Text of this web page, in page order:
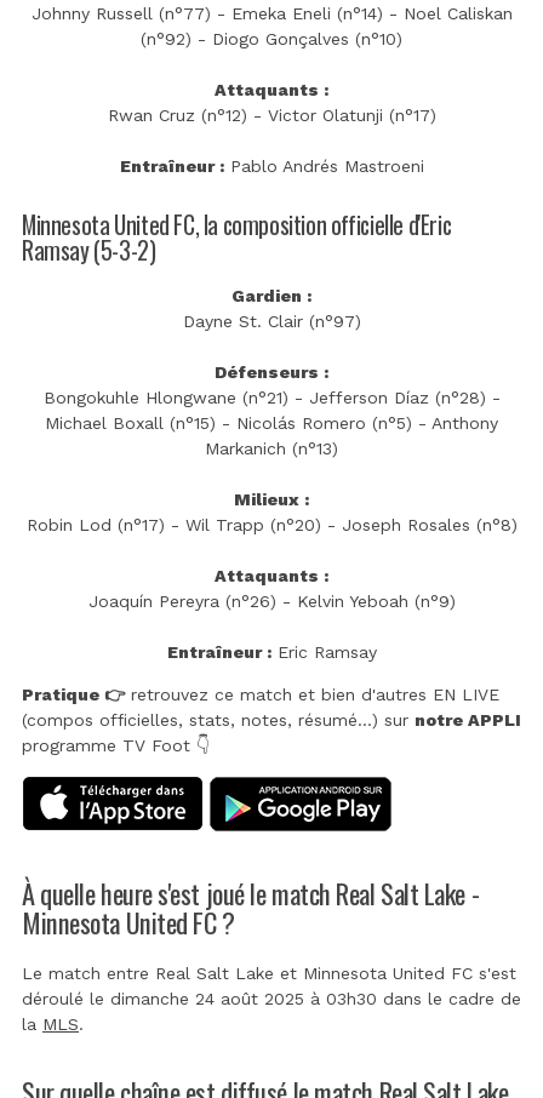
Johnny Russell (n°77) - Emeka Eneli (n°14) - Noel Caliskan
(n°92) - Diogo Gonçalves (n°10)
Attaquants :
Rwan Cruz (n°12) - Victor Olatunji (n°17)
Entraîneur :Pablo Andrés Mastroeni
Minnesota United FC, la composition officielle d'Eric
Ramsay (5-3-2)
Gardien :
Dayne St. Clair (n°97)
Défenseurs :
Bongokuhle Hlongwane (n°21) - Jefferson Díaz (n°28) -
Michael Boxall (n°15) - Nicolás Romero (n°5) - Anthony
Markanich (n°13)
Milieux :
Robin Lod (n°17) - Wil Trapp (n°20) - Joseph Rosales (n°8)
Attaquants :
Joaquín Pereyra (n°26) - Kelvin Yeboah (n°9)
Entraîneur :Eric Ramsay
Pratique 👉retrouvez ce match et bien d'autres EN LIVE
(compos officielles, stats, notes, résumé...) sur notre APPLI
programme TV Foot 👇
À quelle heure s'est joué le match Real Salt Lake -
Minnesota United FC ?
Le match entre Real Salt Lake et Minnesota United FC s'est
déroulé le dimanche 24 août 2025 à 03h30 dans le cadre de
la MLS.